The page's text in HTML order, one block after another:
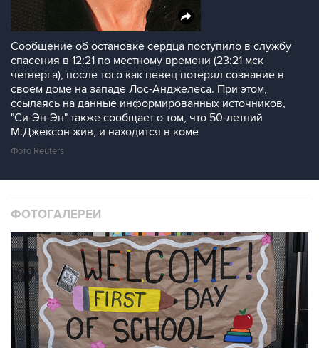
Сообщение об остановке сердца поступило в службу
спасения в 12:21 по местному времени (23:21 мск
четверга), после того как певец потерял сознание в
своем доме на западе Лос-Анджелеса. При этом,
ссылаясь на данные информированных источников,
"Си-Эн-Эн" также сообщает о том, что 50-летний
М.Джексон жив, и находится в коме
Фото Reuters
ФОТОГАЛЕРЕИ